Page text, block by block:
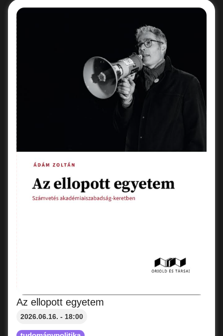
Az ellopott egyetem
2026.06.16. - 18:00